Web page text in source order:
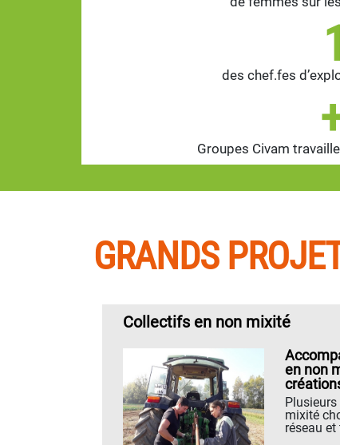
des chef.fes
Groupes Civam
GRANDS
Collectifs en non mixité
en non
mixité
réseau